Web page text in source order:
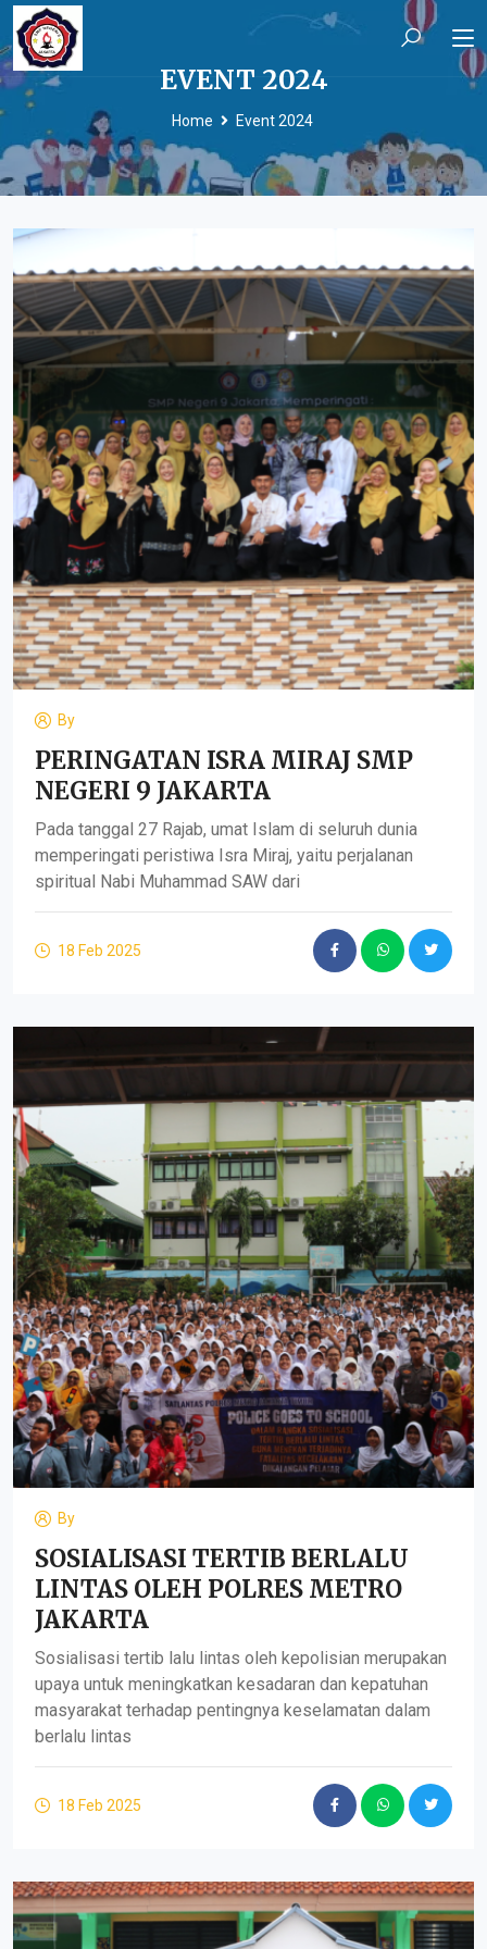
EVENT 2024
Home Event 2024
By
PERINGATAN ISRA MIRAJ SMP
NEGERI 9 JAKARTA
Pada tanggal 27 Rajab, umat Islam di seluruh dunia
memperingati peristiwa Isra Miraj, yaitu perjalanan
spiritual Nabi Muhammad SAW dari
18 Feb 2025
By
SOSIALISASI TERTIB BERLALU
LINTAS OLEH POLRES METRO
JAKARTA
Sosialisasi tertib lalu lintas oleh kepolisian merupakan
upaya untuk meningkatkan kesadaran dan kepatuhan
masyarakat terhadap pentingnya keselamatan dalam
berlalu lintas
18 Feb 2025